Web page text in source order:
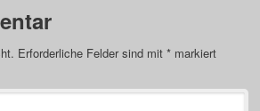
Erforderliche Felder sind mit * markiert